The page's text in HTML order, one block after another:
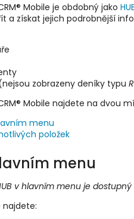
Mobile je obdobný jako
a získat jejich podrobnější
zobrazeny deníky typu
Mobile najdete na dvou
menu
položek
menu
v hlavním menu je dostupný
najdete: